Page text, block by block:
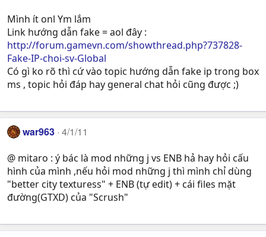
Mình ít onl Ym lắm
Link hướng dẫn fake = aol đây :
http://forum.gamevn.com/showthread.php?737828-
Fake-IP-choi-sv-Global
Có gì ko rõ thì cứ vào topic hướng dẫn fake ip trong box
ms , topic hỏi đáp hay general chat hỏi cũng được ;)
war963 4/1/11
@ mitaro : ý bác là mod những j vs ENB hả hay hỏi cấu
hình của mình ,nếu hỏi mod những j thì mình chỉ dùng
"better city texturess" + ENB (tự edit) + cái files mặt
đường(GTXD) của "Scrush"